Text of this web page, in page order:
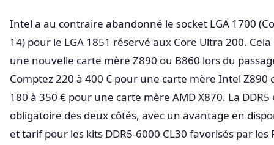
Intel a au contraire abandonné le socket LGA 1700
14) pour le LGA 1851 réservé aux Core Ultra 200.
une nouvelle carte mère Z890 ou B860 lors du
Comptez 220 à 400 € pour une carte mère Intel Z890
180 à 350 € pour une carte mère AMD X870. La DDR5
obligatoire des deux côtés, avec un avantage en
et tarif pour les kits DDR5-6000 CL30 favorisés par les